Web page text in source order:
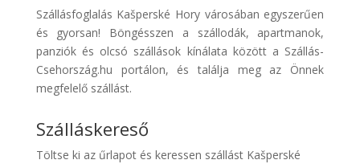
Discover
Cars
Transzfer
Kiwi
Taxi
Szállásfoglalás Kašperské Hory városában egyszerűen
és gyorsan! Böngésszen a szállodák, apartmanok,
panziók és olcsó szállások kínálata között a Szállás-
Csehország.hu portálon, és találja meg az Önnek
megfelelő szállást.
Szálláskereső
Töltse ki az űrlapot és keressen szállást Kašperské